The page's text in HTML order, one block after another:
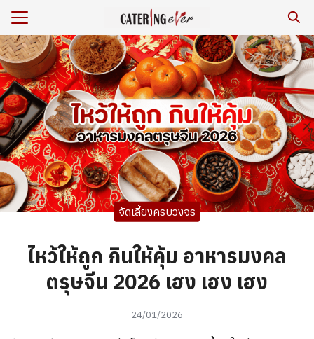
Skip
content
าร/รีวิว
รา
เรา
ยสิ่งแวดล้อม
Search
for:
จัดเลี้ยงครบวงจร
ไหว้ให้ถูก กินให้คุ้ม อาหารมงคล
ตรุษจีน 2026 เฮง เฮง เฮง
24/01/2026